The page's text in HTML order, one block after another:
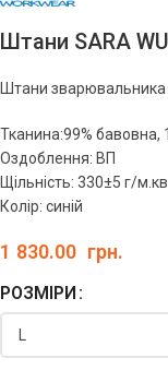
Штани SARA
Штани зварювальника з
Тканина:99% бавовна,
Оздоблення: ВП
Щільність: 330±5 г/м.кв.
Колір: синій
1 830.00 грн.
РОЗМІРИ